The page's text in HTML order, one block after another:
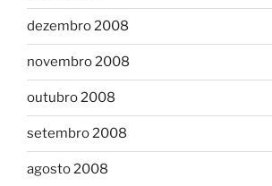
dezembro 2008
novembro 2008
outubro 2008
setembro 2008
agosto 2008